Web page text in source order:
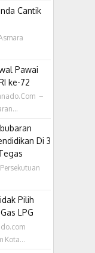
Cantik
Pawai
ke-72
–
Di 3
Pilih
LPG
Kota...